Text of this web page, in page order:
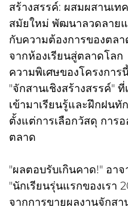
สร้างสรรค์: ผสมผสานเ
สมัยใหม่ พัฒนาลวดลาย
กับความต้องการของตล
จากห้องเรียนสู่ตลาดโลก
ความพิเศษของโครงกา
"จักสานเชิงสร้างสรรค์"
เข้ามาเรียนรู้และฝึกฝน
ตั้งแต่การเลือกวัสดุ การ
ตลาด
"ผลตอบรับเกินคาด!" อา
"นักเรียนรุ่นแรกของเรา
จากการขายผลงานจักส